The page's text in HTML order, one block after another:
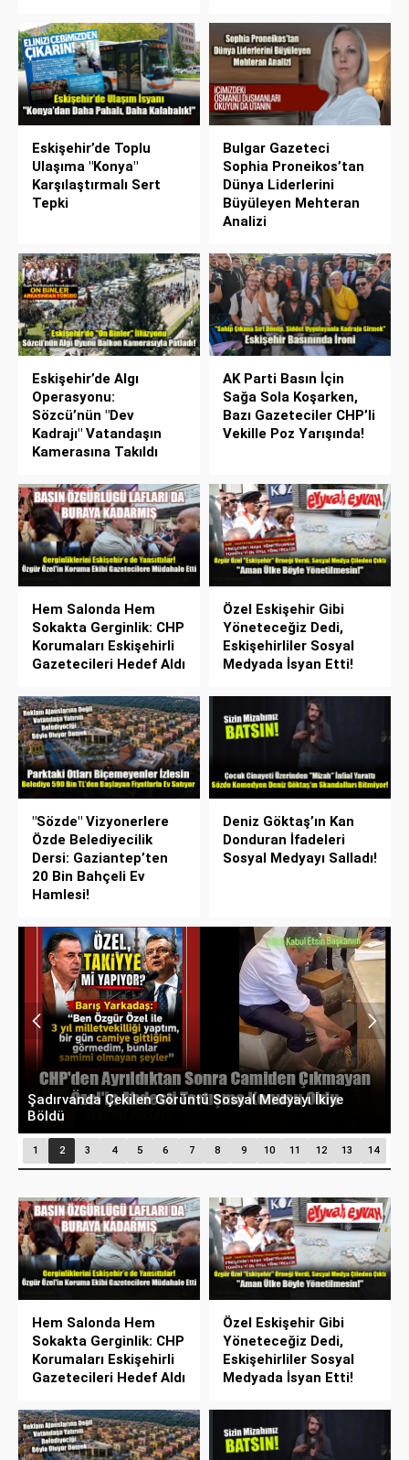
Eskişehir’de Toplu
Ulaşıma "Konya"
Karşılaştırmalı Sert
Tepki
Bulgar Gazeteci
Sophia Proneikos’tan
Dünya Liderlerini
Büyüleyen Mehteran
Analizi
Eskişehir’de Algı
Operasyonu:
Sözcü’nün "Dev
Kadrajı" Vatandaşın
Kamerasına Takıldı
AK Parti Basın İçin
Sağa Sola Koşarken,
Bazı Gazeteciler CHP’li
Vekille Poz Yarışında!
Hem Salonda Hem
Sokakta Gerginlik: CHP
Korumaları Eskişehirli
Gazetecileri Hedef Aldı
Özel Eskişehir Gibi
Yöneteceğiz Dedi,
Eskişehirliler Sosyal
Medyada İsyan Etti!
"Sözde" Vizyonerlere
Özde Belediyecilik
Dersi: Gaziantep’ten
20 Bin Bahçeli Ev
Hamlesi!
Deniz Göktaş’ın Kan
Donduran İfadeleri
Sosyal Medyayı Salladı!
Şadırvanda Çekilen Görüntü Sosyal Medyayı İkiye
Böldü
1 2 3 4 5 6 7 8 9 10 11 12 13 14
Hem Salonda Hem
Sokakta Gerginlik: CHP
Korumaları Eskişehirli
Gazetecileri Hedef Aldı
Özel Eskişehir Gibi
Yöneteceğiz Dedi,
Eskişehirliler Sosyal
Medyada İsyan Etti!